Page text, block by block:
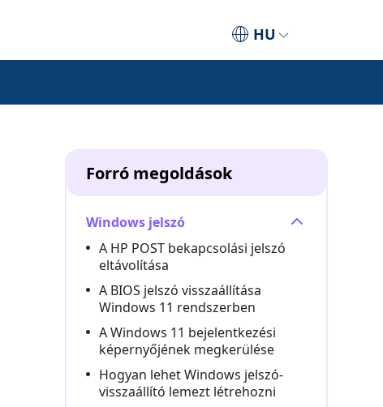
HU
Forró megoldások
Windows jelszó
A HP POST bekapcsolási jelszó
eltávolítása
A BIOS jelszó visszaállítása
Windows 11 rendszerben
A Windows 11 bejelentkezési
képernyőjének megkerülése
Hogyan lehet Windows jelszó-
visszaállító lemezt létrehozni